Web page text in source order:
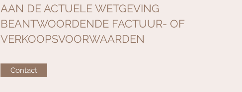
AAN DE ACTUELE WETGEVING
BEANTWOORDENDE FACTUUR- OF
VERKOOPSVOORWAARDEN
Contact